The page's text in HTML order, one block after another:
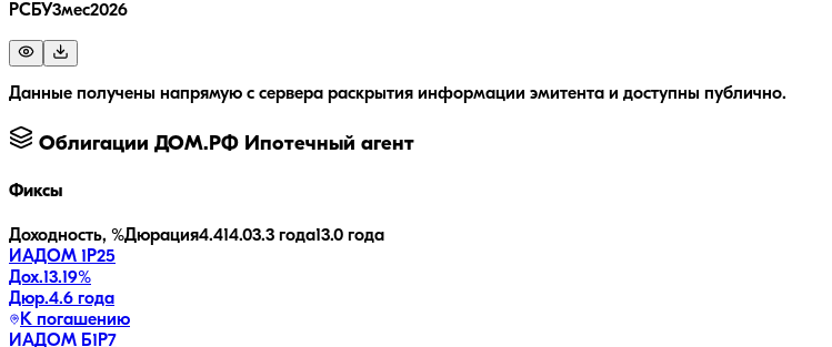
РСБУ3мес2026
Данные получены напрямую с сервера раскрытия информации эмитента и доступны публично.
Облигации ДОМ.РФ Ипотечный агент
Фиксы
Доходность, %Дюрация4.414.03.3 года13.0 года
ИАДОМ 1P25
Дох.13.19%
Дюр.4.6 года
К погашению
ИАДОМ Б1P7